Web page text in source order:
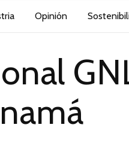
Opinión